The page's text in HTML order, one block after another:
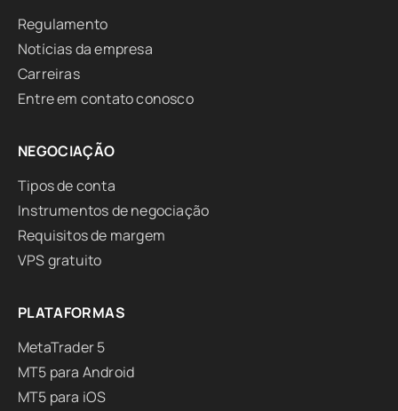
Regulamento
Notícias da empresa
Carreiras
Entre em contato conosco
NEGOCIAÇÃO
Tipos de conta
Instrumentos de negociação
Requisitos de margem
VPS gratuito
PLATAFORMAS
MetaTrader 5
MT5 para Android
MT5 para iOS